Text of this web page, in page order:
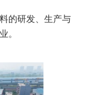
的研发、生产与
。